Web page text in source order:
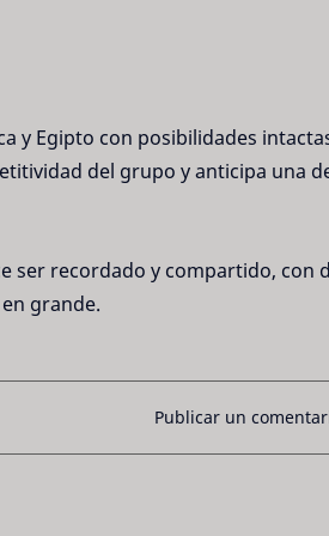
y Egipto con posibilidades
del grupo y anticipa una
ser recordado y compartido,
grande.
Publicar un